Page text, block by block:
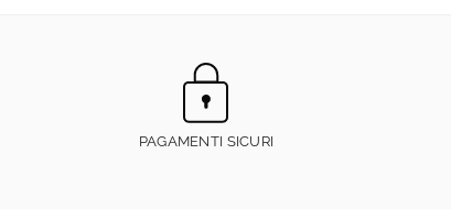
PAGAMENTI SICURI